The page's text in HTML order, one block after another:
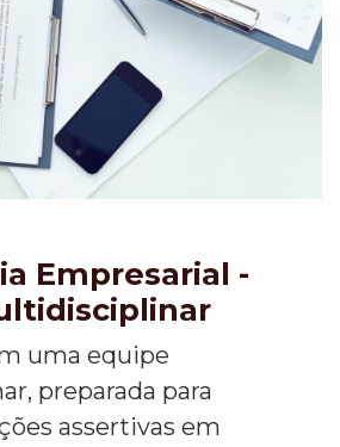
Empresarial -
uma equipe
preparada para
assertivas em